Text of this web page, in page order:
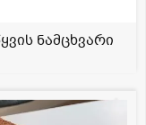
ნამცხვარი